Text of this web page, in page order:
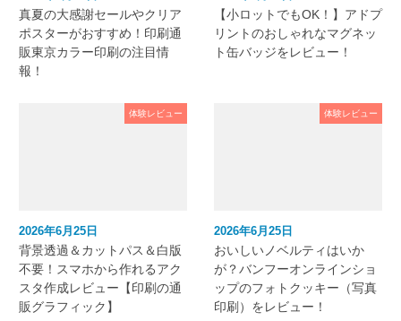
真夏の大感謝セールやクリア
ポスターがおすすめ！印刷通
販東京カラー印刷の注目情
報！
【小ロットでもOK！】アドプ
リントのおしゃれなマグネッ
ト缶バッジをレビュー！
体験レビュー
2026年6月25日
背景透過＆カットパス＆白版
不要！スマホから作れるアク
スタ作成レビュー【印刷の通
販グラフィック】
体験レビュー
2026年6月25日
おいしいノベルティはいか
が？バンフーオンラインショ
ップのフォトクッキー（写真
印刷）をレビュー！